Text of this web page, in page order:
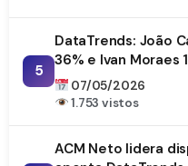
5
DataTrends: João
36% e Ivan Moraes
07/05/2026
1.753 vistos
ACM Neto lidera